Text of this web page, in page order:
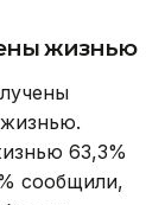
жизнью
63,3%
сообщили,